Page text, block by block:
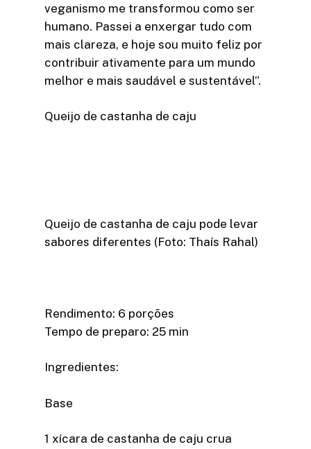
veganismo me transformou como ser
humano. Passei a enxergar tudo com
mais clareza, e hoje sou muito feliz por
contribuir ativamente para um mundo
melhor e mais saudável e sustentável”.
Queijo de castanha de caju
Queijo de castanha de caju pode levar
sabores diferentes (Foto: Thaís Rahal)
Rendimento: 6 porções
Tempo de preparo: 25 min
Ingredientes:
Base
1 xícara de castanha de caju crua